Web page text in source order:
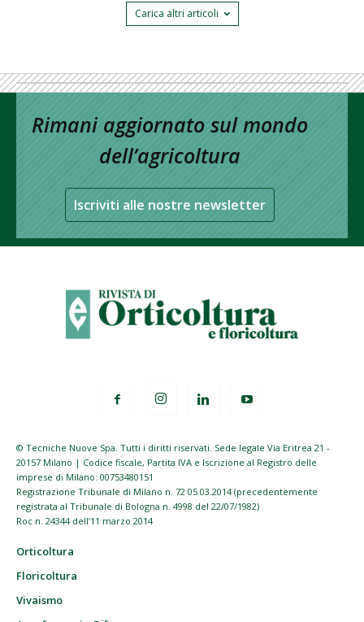
Carica altri articoli
Rimani aggiornato sul mondo
dell’agricoltura
Iscriviti alle nostre newsletter
© Tecniche Nuove Spa. Tutti i diritti riservati. Sede legale Via Eritrea 21 -
20157 Milano | Codice fiscale, Partita IVA e Iscrizione al Registro delle
imprese di Milano: 00753480151
Registrazione Tribunale di Milano n. 72 05.03.2014 (precedentemente
registrata al Tribunale di Bologna n. 4998 del 22/07/1982)
Roc n. 24344 dell’11 marzo 2014
Orticoltura
Floricoltura
Vivaismo